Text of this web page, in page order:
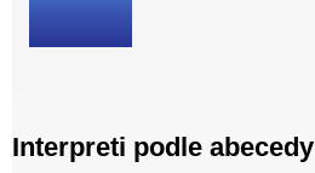
Interpreti podle abecedy